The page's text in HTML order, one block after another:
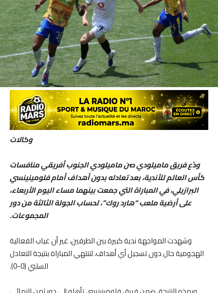
وكالات
ودّع فريق ماميلودي صن ماميلودي الجنوب أفريقي منافسات
كأس العالم للأندية، بعد تعادله بدون أهداف أمام فلومينينسي
البرازيلي، في المباراة التي جمعت بينهما مساء اليوم الأربعاء،
على أرضية ملعب “هارد روك”، لحساب الجولة الثالثة من دور
المجموعات.
وشهدت المواجهة ندية كبيرة بين الطرفين، غير أن غياب الفعالية
الهجومية حال دون تسجيل أي أهداف، لتنتهي المباراة بنتيجة التعادل
السلبي (0-0).